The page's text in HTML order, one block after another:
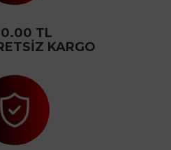
TL
KARGO